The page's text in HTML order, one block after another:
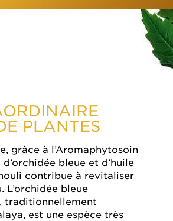
PLANTES
grâce à l’Aromaphytosoin
bleue et d’huile
contribue à revitaliser
L’orchidée bleue
traditionnellement
est une espèce très